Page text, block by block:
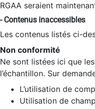
RGAA seraient
- Contenus inaccessibles
Les contenus listés ci-
Non conformité
Ne sont listées ici que
l’échantillon. Sur
L’utilisation de
Utilisation de